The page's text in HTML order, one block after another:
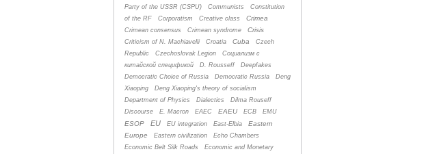
Party of the USSR (CSPU)
Communists
Constitution
of the RF
Corporatism Creative class Crimea
Crimean consensus Crimean syndrome Crisis
Criticism of N. Machiavelli Croatia Cuba
Czech
Republic
Czechoslovak Legion
Cоциализм с
китайской спецификой
D. Rousseff
Deepfakes
Democratic Choice of Russia
Democratic Russia
Deng
Xiaoping
Deng Xiaoping's theory of socialism
Department of Physics
Dialectics
Dilma Rouseff
Discourse
E. Macron EAEC EAEU ECB EMU
ESOP EU EU integration East-Elbia
Eastern
Europe
Eastern civilization
Echo Chambers
Economic Belt Silk Roads
Economic and Monetary